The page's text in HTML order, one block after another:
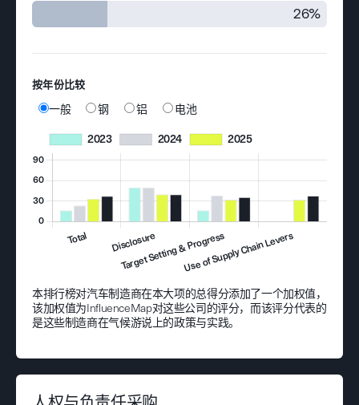
26%
按年份比较
一般
钢 铝 电池
本排行榜对汽车制造商在本大项的总得分添加了一个加权值，
该加权值为InfluenceMap对这些公司的评分，而该评分代表的
是这些制造商在气候游说上的政策与实践。